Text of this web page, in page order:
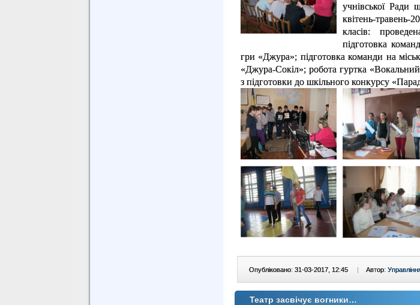
учнівської
квітень-травень-
класів:
підготовка
гри «Джура»; підготовка команди на
«Джура-Сокіл»; робота гуртка
з підготовки до шкільного конкурсу
Опубліковано: 31-03-2017, 12:45 | Автор:
Театр засвічує вогники…